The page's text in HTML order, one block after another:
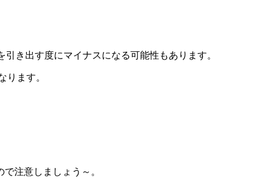
き出す度にマイナスになる可能性もあります。
ります。
注意しましょう～。